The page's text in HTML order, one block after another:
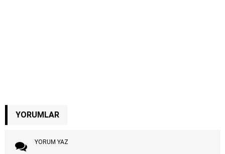
YORUMLAR
YORUM YAZ